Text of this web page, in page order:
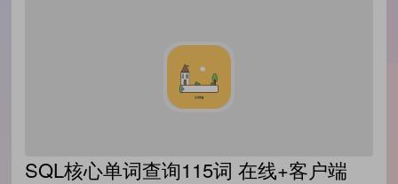
SQL核心单词查询115词 在线+客户端